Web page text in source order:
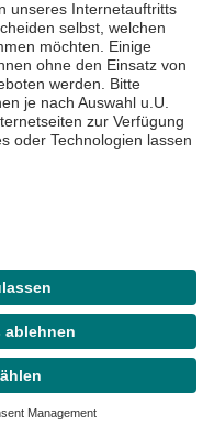
oder andere
Bei
wenden Sie sich
Asklepios
oder an Ihre